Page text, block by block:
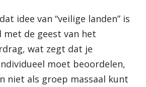
idee van “veilige landen” is
de geest van het
wat zegt dat je
moet beoordelen,
niet als groep massaal kunt